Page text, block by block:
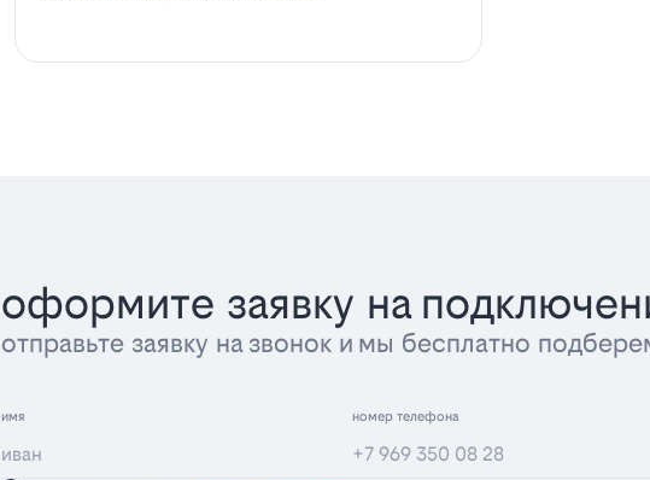
оформите заявку на
отправьте заявку на звонок и мы бесплатно
имя номер телефона